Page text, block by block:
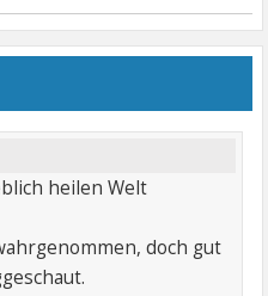
heilen Welt
doch gut